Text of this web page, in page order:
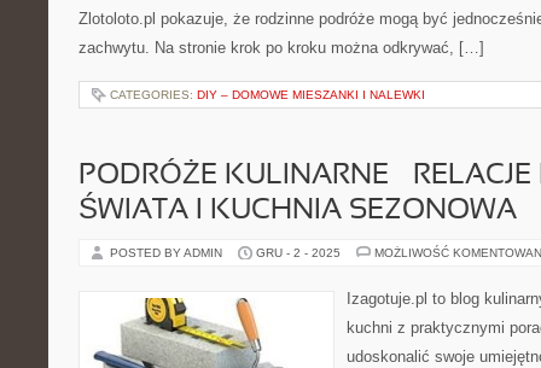
Zlotoloto.pl pokazuje, że rodzinne podróże mogą być
zachwytu. Na stronie krok po kroku można odkrywać, […]
CATEGORIES: DIY – DOMOWE MIESZANKI I NALEWKI
PODRÓŻE KULINARNE –
ŚWIATA I KUCHNIA SEZONOWA
POSTED BY ADMIN GRU - 2 - 2025 MOŻLIWOŚĆ
Izagotuje.pl to blog
kuchni z praktycznymi
udoskonalić swoje